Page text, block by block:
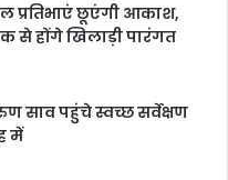
प्रतिभाएं छूएंगी आकाश,
होंगे खिलाड़ी पारंगत
साव पहुंचे स्वच्छ सर्वेक्षण
में